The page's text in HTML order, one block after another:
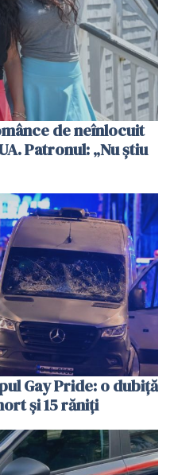
de neînlocuit
Patronul: „Nu știu
Gay Pride: o dubiță
și 15 răniți